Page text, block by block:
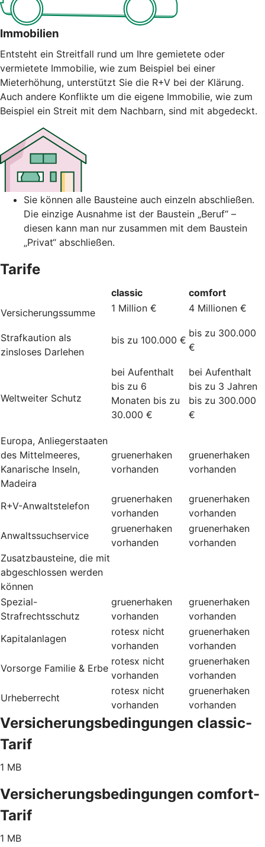
Immobilien
Entsteht ein Streitfall rund um Ihre gemietete oder
vermietete Immobilie, wie zum Beispiel bei einer
Mieterhöhung, unterstützt Sie die R+V bei der Klärung.
Auch andere Konflikte um die eigene Immobilie, wie zum
Beispiel ein Streit mit dem Nachbarn, sind mit abgedeckt.
Sie können alle Bausteine auch einzeln abschließen.
Die einzige Ausnahme ist der Baustein „Beruf“ –
diesen kann man nur zusammen mit dem Baustein
„Privat“ abschließen.
Tarife
classic
comfort
Versicherungssumme
1 Million € 4 Millionen €
Strafkaution als
zinsloses Darlehen
bis zu 100.000 €
bis zu 300.000
€
Weltweiter Schutz
bei Aufenthalt
bis zu 6
Monaten bis zu
30.000 €
bei Aufenthalt
bis zu 3 Jahren
bis zu 300.000
€
Europa, Anliegerstaaten
des Mittelmeeres,
Kanarische Inseln,
Madeira
gruenerhaken
vorhanden
gruenerhaken
vorhanden
R+V-Anwaltstelefon
gruenerhaken
vorhanden
gruenerhaken
vorhanden
Anwaltssuchservice
gruenerhaken
vorhanden
gruenerhaken
vorhanden
Zusatzbausteine, die mit
abgeschlossen werden
können
Spezial-
Strafrechtsschutz
gruenerhaken
vorhanden
gruenerhaken
vorhanden
Kapitalanlagen
rotesx nicht
vorhanden
gruenerhaken
vorhanden
Vorsorge Familie & Erbe
rotesx nicht
vorhanden
gruenerhaken
vorhanden
Urheberrecht
rotesx nicht
vorhanden
gruenerhaken
vorhanden
Versicherungsbedingungen classic-
Tarif
1 MB
Versicherungsbedingungen comfort-
Tarif
1 MB